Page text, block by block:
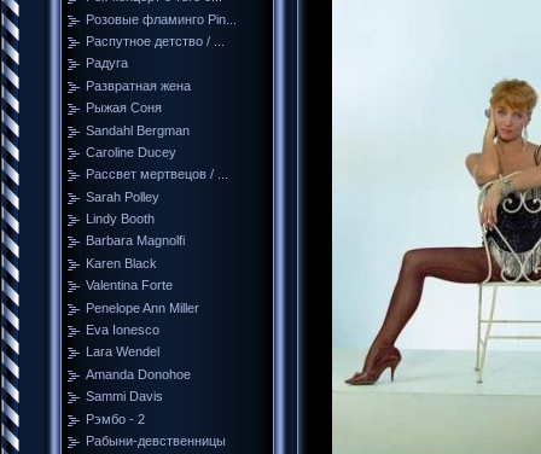
Розовые фламинго Pin...
Распутное детство / ...
Радуга
Развратная жена
Рыжая Соня
Sandahl Bergman
Caroline Ducey
Рассвет мертвецов / ...
Sarah Polley
Lindy Booth
Barbara Magnolfi
Karen Black
Valentina Forte
Penelope Ann Miller
Eva Ionesco
Lara Wendel
Amanda Donohoe
Sammi Davis
Рэмбо - 2
Рабыни-девственницы